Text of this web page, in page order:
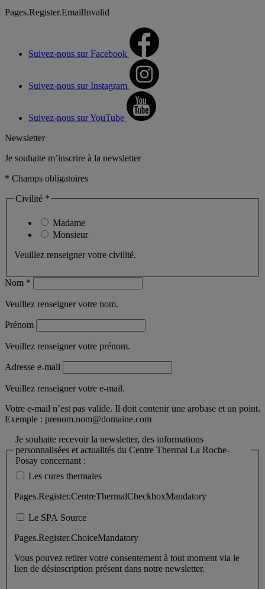
Pages.Register.EmailInvalid
Suivez-nous sur Facebook
Suivez-nous sur Instagram
Suivez-nous sur YouTube
Newsletter
Je souhaite m’inscrire à la newsletter
* Champs obligatoires
Civilité *
Madame
Monsieur
Veuillez renseigner votre civilité.
Nom *
Veuillez renseigner votre nom.
Prénom
Veuillez renseigner votre prénom.
Adresse e-mail
Veuillez renseigner votre e-mail.
Votre e-mail n’est pas valide. Il doit contenir une arobase et un point.
Exemple : prenom.nom@domaine.com
Je souhaite recevoir la newsletter, des informations
personnalisées et actualités du Centre Thermal La Roche-
Posay concernant :
Les cures thermales
Pages.Register.CentreThermalCheckboxMandatory
Le SPA Source
Pages.Register.ChoiceMandatory
Vous pouvez retirer votre consentement à tout moment via le
lien de désinscription présent dans notre newsletter.